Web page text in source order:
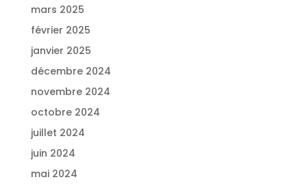
mars 2025
février 2025
janvier 2025
décembre 2024
novembre 2024
octobre 2024
juillet 2024
juin 2024
mai 2024